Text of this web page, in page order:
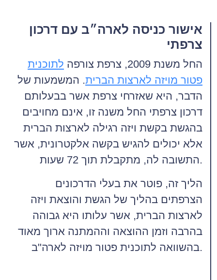
אישור כניסה לארה״ב עם דרכון
צרפתי
החל משנת 2009, צרפת צורפה
לתוכנית
פטור מויזה לארצות הברית. המשמעות של
הדבר, היא שאזרחי צרפת אשר בבעלותם
דרכון צרפתי החל משנה זו, אינם מחויבים
בהגשת בקשת ויזה רגילה לארצות הברית
אלא יכולים להגיש בקשה אלקטרונית, אשר
התשובה לה, מתקבלת תוך 72 שעות.
הליך זה, פוטר את בעלי הדרכונים
הצרפתים בהליך של הגשת והוצאת ויזה
לארצות הברית, אשר עלותו היא גבוהה
בהרבה וזמן ההוצאה וההמתנה ארוך מאוד
בהשוואה לתוכנית פטור מויזה לארה"ב.